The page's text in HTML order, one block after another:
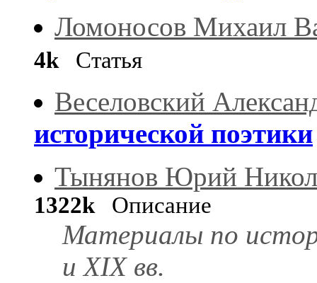
Ломоносов Михаил
4kСтатья
Веселовский
исторической поэтики
Тынянов Юрий
1322kОписание
Материалы по
и XIX вв.